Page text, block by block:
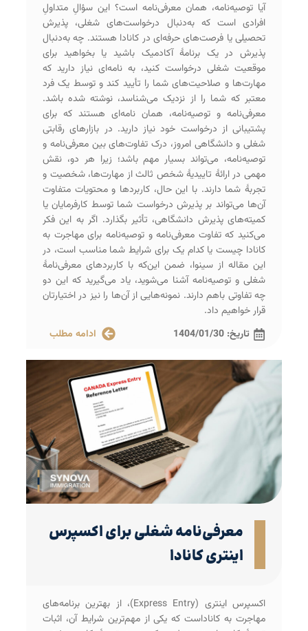
آیا توصیه‌نامه، همان معرفی‌‌نامه است؟ این سؤالِ متداولِ
افرادی است که به‌دنبال درخواست‌های شغلی، پذیرش
تحصیلی یا فرصت‌های حرفه‌ای در کانادا هستند. چه به‌دنبال
پذیرش در یک برنامۀ آکادمیک باشید یا بخواهید برای
موقعیت شغلی درخواست کنید، به نامه‌ای نیاز دارید که
مهارت‌ها و صلاحیت‌های شما را تأیید کند و توسط یک فرد
معتبر که شما را از نزدیک می‌شناسد، نوشته شده باشد.
معرفی‌نامه و توصیه‌نامه، همان نامه‌ای هستند که برای
پشتیبانی از درخواست خود نیاز دارید. در بازارهای رقابتی
شغلی و دانشگاهی امروز، درک تفاوت‌های بین معرفی‌نامه و
توصیه‌نامه، می‌تواند بسیار مهم باشد؛ زیرا هر دو، نقش
مهمی در ارائۀ تاییدیۀ شخص ثالث از مهارت‌ها، شخصیت و
تجربۀ شما دارند. با این حال، کاربردها و محتویات متفاوت
آن‌ها می‌تواند بر پذیرش درخواست شما توسط کارفرمایان یا
کمیته‌های پذیرش دانشگاهی، تأثیر بگذارد. اگر به این فکر
می‌کنید که تفاوت معرفی‌نامه و توصیه‌نامه برای مهاجرت به
کانادا چیست یا کدام یک برای شرایط شما مناسب است، در
این مقاله از سینوا، ضمن این‌که با کاربردهای معرفی‌نامۀ
شغلی و توصیه‌نامه آشنا می‌شوید، یاد می‌گیرید که این دو
چه تفاوتی باهم دارند. نمونه‌هایی از آن‌ها را نیز در اختیارتان
قرار خواهیم داد.
تاریخ: 1404/01/30 ادامه مطلب
معرفی‌‌نامه شغلی برای اکسپرس
اینتری کانادا
اکسپرس اینتری (Express Entry)، از بهترین برنامه‌های
مهاجرت به کاناداست که یکی از مهم‌ترین شرایط آن، اثبات